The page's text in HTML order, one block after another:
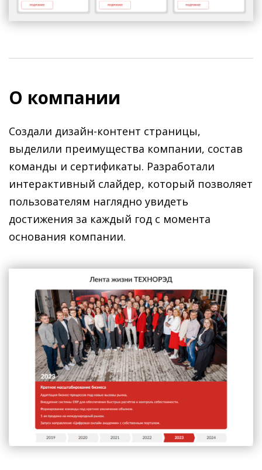
О компании
Создали дизайн-контент страницы,
выделили преимущества компании, состав
команды и сертификаты. Разработали
интерактивный слайдер, который позволяет
пользователям наглядно увидеть
достижения за каждый год с момента
основания компании.